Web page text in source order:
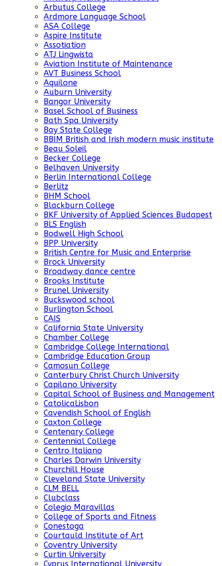
Arbutus College
Ardmore Language School
ASA College
Aspire Institute
Assotiation
ATJ Lingwista
Aviation Institute of Maintenance
AVT Business School
Aquilone
Auburn University
Bangor University
Basel School of Business
Bath Spa University
Bay State College
BBIM British and Irish modern music institute
Beau Soleil
Becker College
Belhaven University
Berlin International College
Berlitz
BHM School
Blackburn College
BKF University of Applied Sciences Budapest
BLS English
Bodwell High School
BPP University
British Centre for Music and Enterprise
Brock University
Broadway dance centre
Brooks Institute
Brunel University
Buckswood school
Burlington School
CAIS
California State University
Chamber College
Cambridge College International
Cambridge Education Group
Camosun College
Canterbury Christ Church University
Capilano University
Capital School of Business and Management
CatolicaLisbon
Cavendish School of English
Caxton College
Centenary College
Centennial College
Centro Italiano
Charles Darwin University
Churchill House
Cleveland State University
CLM BELL
Clubclass
Colegio Maravillas
College of Sports and Fitness
Conestoga
Courtauld Institute of Art
Coventry University
Curtin University
Cyprus International University